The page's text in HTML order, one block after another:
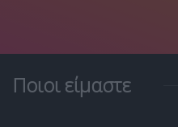
Ποιοι είμαστε